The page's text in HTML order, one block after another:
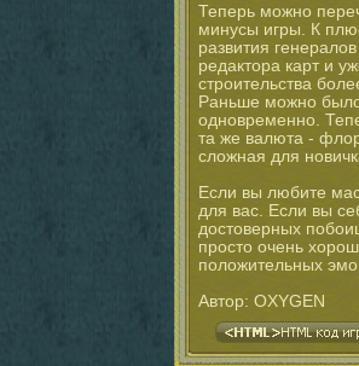
Теперь можно
минусы игры. К
развития
редактора карт и
строительства
Раньше можно
одновременно.
та же валюта -
сложная для
Если вы любите
для вас. Если вы
достоверных
просто очень
положительных
Автор: OXYGEN